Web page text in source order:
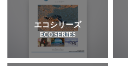
エコシリーズ
ECO SERIES